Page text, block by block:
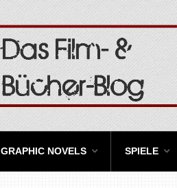
GRAPHIC NOVELS SPIELE